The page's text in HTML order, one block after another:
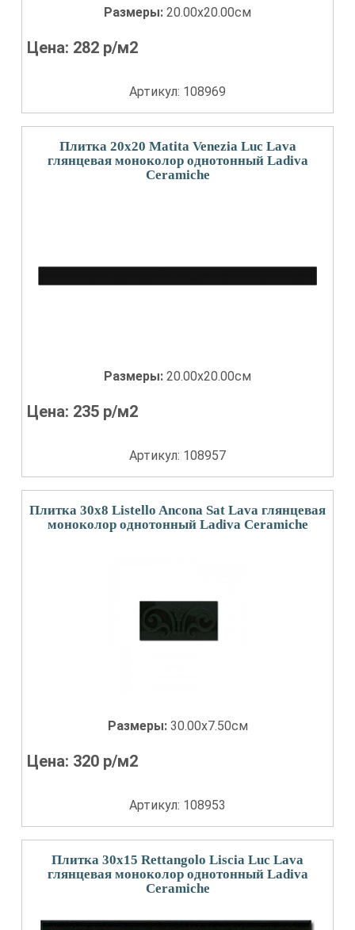
Размеры: 20.00x20.00см
Цена: 282 р/м2
Артикул: 108969
Плитка 20x20 Matita Venezia Luc Lava
глянцевая моноколор однотонный Ladiva
Сeramiche
Размеры: 20.00x20.00см
Цена: 235 р/м2
Артикул: 108957
Плитка 30x8 Listello Ancona Sat Lava глянцевая
моноколор однотонный Ladiva Сeramiche
Размеры: 30.00x7.50см
Цена: 320 р/м2
Артикул: 108953
Плитка 30x15 Rettangolo Liscia Luc Lava
глянцевая моноколор однотонный Ladiva
Сeramiche